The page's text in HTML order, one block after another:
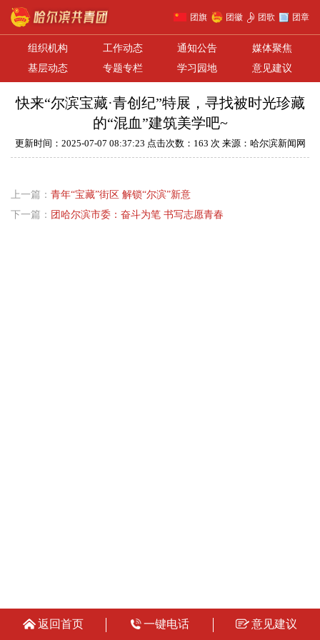
团旗 团徽 团歌 团章
组织机构 工作动态 通知公告
媒体聚焦
基层动态
专题专栏 学习园地 意见建议
快来“尔滨宝藏·青创纪”特展，寻找被时光珍藏
的“混血”建筑美学吧~
更新时间：2025-07-07 08:37:23 点击次数：163 次 来源：哈尔滨新闻网
上一篇： 青年“宝藏”街区 解锁“尔滨”新意
下一篇： 团哈尔滨市委：奋斗为笔 书写志愿青春
返回首页 一键电话 意见建议